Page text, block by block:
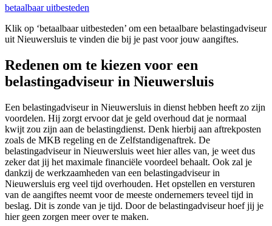
betaalbaar uitbesteden
Klik op ‘betaalbaar uitbesteden’ om een betaalbare belastingadviseur
uit Nieuwersluis te vinden die bij je past voor jouw aangiftes.
Redenen om te kiezen voor een
belastingadviseur in Nieuwersluis
Een belastingadviseur in Nieuwersluis in dienst hebben heeft zo zijn
voordelen. Hij zorgt ervoor dat je geld overhoud dat je normaal
kwijt zou zijn aan de belastingdienst. Denk hierbij aan aftrekposten
zoals de MKB regeling en de Zelfstandigenaftrek. De
belastingadviseur in Nieuwersluis weet hier alles van, je weet dus
zeker dat jij het maximale financiële voordeel behaalt. Ook zal je
dankzij de werkzaamheden van een belastingadviseur in
Nieuwersluis erg veel tijd overhouden. Het opstellen en versturen
van de aangiftes neemt voor de meeste ondernemers teveel tijd in
beslag. Dit is zonde van je tijd. Door de belastingadviseur hoef jij je
hier geen zorgen meer over te maken.